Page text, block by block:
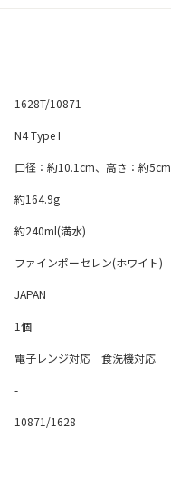
1628T/10871
N4 Type I
口径：約10.1cm、高さ：約5cm
約164.9g
約240ml(満水)
ファインポーセレン(ホワイト)
JAPAN
1個
電子レンジ対応 食洗機対応
-
10871/1628